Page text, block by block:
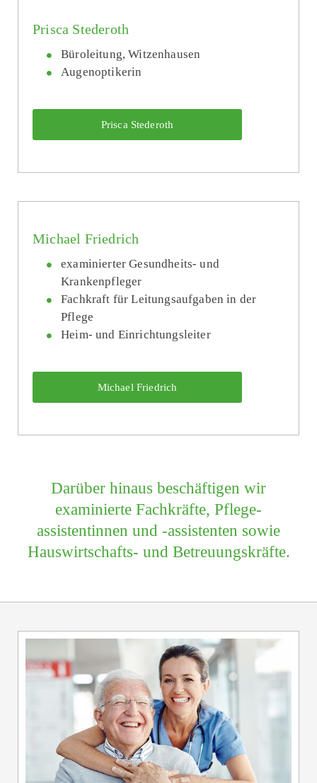
Prisca Stederoth
Büroleitung, Witzenhausen
Augenoptikerin
Prisca Stederoth
Michael Friedrich
examinierter Gesundheits- und
Krankenpfleger
Fachkraft für Leitungs­aufgaben in der
Pflege
Heim- und Einrichtungsleiter
Michael Friedrich
Darüber hinaus beschäftigen wir
examinierte Fachkräfte, Pflege­
assistentinnen und -assistenten sowie
Haus­wirtschafts- und Betreuungs­kräfte.